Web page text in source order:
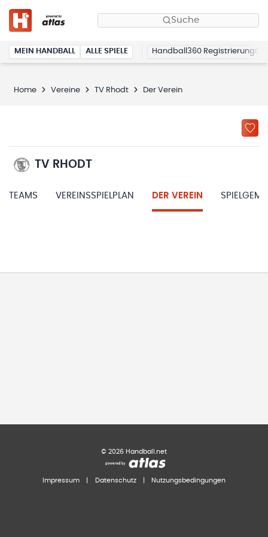
Suche
MEIN HANDBALL ALLE SPIELE Handball360 Registrierung
Home Vereine TV Rhodt Der Verein
TV RHODT
TEAMS VEREINSSPIELPLAN DER VEREIN
© 2026 Handball.net
Impressum Datenschutz Nutzungsbedingungen